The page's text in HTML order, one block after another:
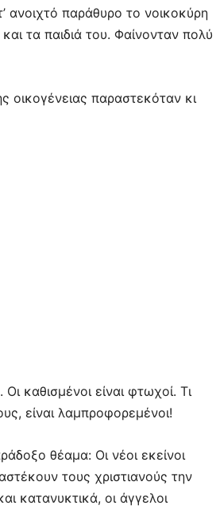
ανοιχτό παράθυρο το νοικοκύρη
τα παιδιά του. Φαίνονταν πολύ
οικογένειας παραστεκόταν κι
καθισμένοι είναι φτωχοί. Τι
είναι λαμπροφορεμένοι!
θέαμα: Οι νέοι εκείνοι
τους χριστιανούς την
κατανυκτικά, οι άγγελοι